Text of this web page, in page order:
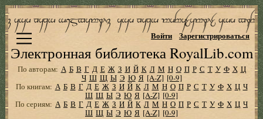
Электронная библиотека RoyalLib.com
Войти Зарегистрироваться
По авторам: А Б В Г Д Е Ж З И Й К Л М Н О П Р С Т У Ф Х Ц
Ч Ш Щ Ы Э Ю Я [A-Z] [0-9]
По книгам: А Б В Г Д Е Ж З И Й К Л М Н О П Р С Т У Ф Х Ц Ч
Ш Щ Ы Э Ю Я [A-Z] [0-9]
По сериям: А Б В Г Д Е Ж З И Й К Л М Н О П Р С Т У Ф Х Ц Ч
Ш Щ Ы Э Ю Я [A-Z] [0-9]